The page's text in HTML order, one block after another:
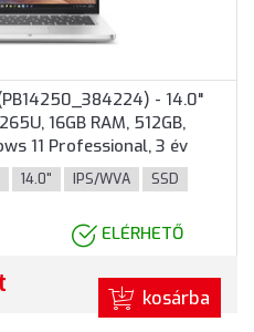
- 14.0"
16GB RAM, 512GB,
11 Professional, 3 év
14.0" IPS/WVA
SSD
ELÉRHETŐ
kosárba